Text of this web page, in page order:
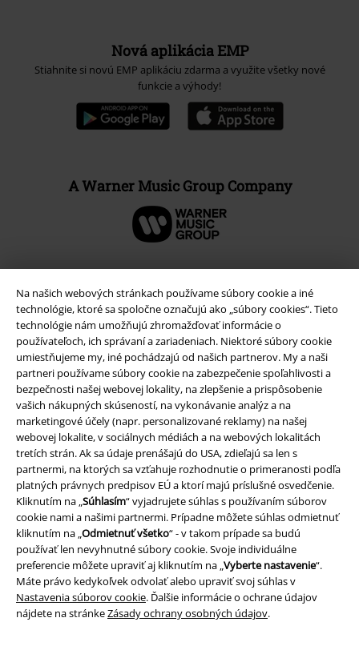
Na našich webových stránkach používame súbory cookie a iné
technológie, ktoré sa spoločne označujú ako „súbory cookies“. Tieto
technológie nám umožňujú zhromažďovať informácie o
používateľoch, ich správaní a zariadeniach. Niektoré súbory cookie
umiestňujeme my, iné pochádzajú od našich partnerov. My a naši
partneri používame súbory cookie na zabezpečenie spoľahlivosti a
bezpečnosti našej webovej lokality, na zlepšenie a prispôsobenie
vašich nákupných skúseností, na vykonávanie analýz a na
marketingové účely (napr. personalizované reklamy) na našej
webovej lokalite, v sociálnych médiách a na webových lokalitách
tretích strán. Ak sa údaje prenášajú do USA, zdieľajú sa len s
partnermi, na ktorých sa vzťahuje rozhodnutie o primeranosti podľa
platných právnych predpisov EÚ a ktorí majú príslušné osvedčenie.
Kliknutím na „Súhlasím“ vyjadrujete súhlas s používaním súborov
cookie nami a našimi partnermi. Prípadne môžete súhlas odmietnuť
kliknutím na „Odmietnuť všetko“ - v takom prípade sa budú
používať len nevyhnutné súbory cookie. Svoje individuálne
preferencie môžete upraviť aj kliknutím na „Vyberte nastavenie“.
Máte právo kedykoľvek odvolať alebo upraviť svoj súhlas v
Nastavenia súborov cookie. Ďalšie informácie o ochrane údajov
nájdete na stránkeZásady ochrany osobných údajov.
Nová aplikácia EMP
Stiahnite si novú EMP aplikáciu zdarma a využite všetky nové
funkcie a výhody!
A Warner Music Group Company
Právne informácie
Podmienky
Imprint
Ochrana osobných údajov
Likvidácia odpadu a ochrana životného prostredia
Vyhlásenie o zhode